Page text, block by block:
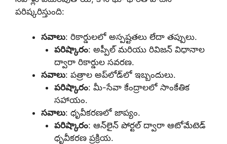
పరిష్కరిస్తుంది:
సవాలు: రికార్డులలో అస్పష్టతలు లేదా తప్పులు.
పరిష్కారం: అప్పీల్ మరియు రివిజన్ విధానాల
ద్వారా రికార్డుల సవరణ.
సవాలు: పత్రాల అప్‌లోడ్‌లో ఇబ్బందులు.
పరిష్కారం: మీ-సేవా కేంద్రాలలో సాంకేతిక
సహాయం.
సవాలు: ధృవీకరణలో జాప్యం.
పరిష్కారం: ఆన్‌లైన్ పోర్టల్ ద్వారా ఆటోమేటెడ్
ధృవీకరణ ప్రక్రియ.